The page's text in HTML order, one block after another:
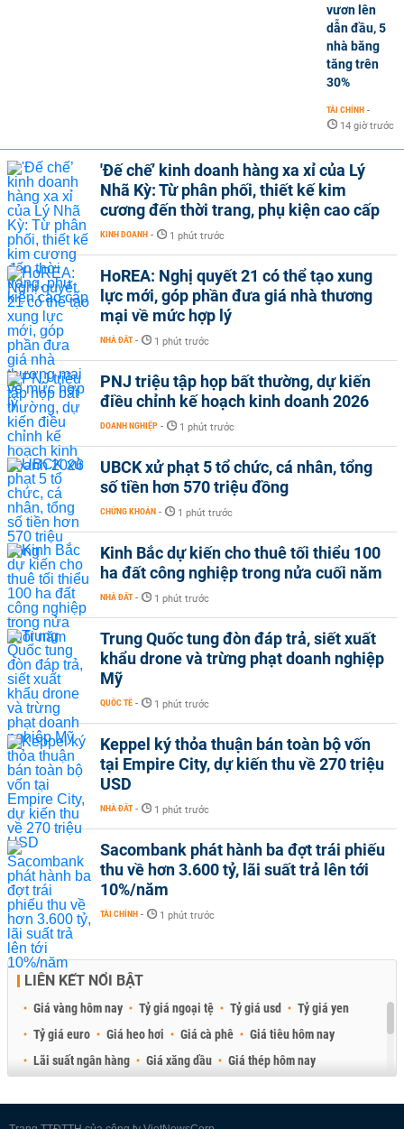
vươn lên
dẫn đầu, 5
nhà băng
tăng trên
30%
TÀI CHÍNH -
14 giờ trước
'Đế chế’ kinh doanh hàng xa xỉ của Lý
Nhã Kỳ: Từ phân phối, thiết kế kim
cương đến thời trang, phụ kiện cao cấp
KINH DOANH - 1 phút trước
HoREA: Nghị quyết 21 có thể tạo xung
lực mới, góp phần đưa giá nhà thương
mại về mức hợp lý
NHÀ ĐẤT - 1 phút trước
PNJ triệu tập họp bất thường, dự kiến
điều chỉnh kế hoạch kinh doanh 2026
DOANH NGHIỆP - 1 phút trước
UBCK xử phạt 5 tổ chức, cá nhân, tổng
số tiền hơn 570 triệu đồng
CHỨNG KHOÁN - 1 phút trước
Kinh Bắc dự kiến cho thuê tối thiểu 100
ha đất công nghiệp trong nửa cuối năm
NHÀ ĐẤT - 1 phút trước
Trung Quốc tung đòn đáp trả, siết xuất
khẩu drone và trừng phạt doanh nghiệp
Mỹ
QUỐC TẾ - 1 phút trước
Keppel ký thỏa thuận bán toàn bộ vốn
tại Empire City, dự kiến thu về 270 triệu
USD
NHÀ ĐẤT - 1 phút trước
Sacombank phát hành ba đợt trái phiếu
thu về hơn 3.600 tỷ, lãi suất trả lên tới
10%/năm
TÀI CHÍNH - 1 phút trước
LIÊN KẾT NỔI BẬT
Giá vàng hôm nay Tỷ giá ngoại tệ Tỷ giá usd
Tỷ giá yen
Tỷ giá euro
Giá heo hơi Giá cà phê
Giá tiêu hôm nay
Lãi suất ngân hàng
Giá xăng dầu
Giá thép hôm nay